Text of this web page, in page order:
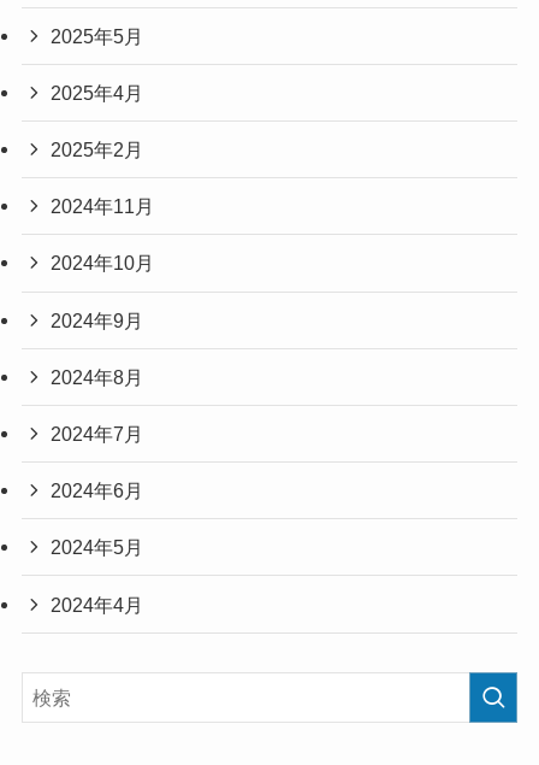
2025年5月
2025年4月
2025年2月
2024年11月
2024年10月
2024年9月
2024年8月
2024年7月
2024年6月
2024年5月
2024年4月